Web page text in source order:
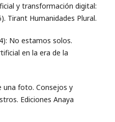
y transformación digital:
Tirant Humanidades Plural.
No estamos solos.
en la era de la
una foto. Consejos y
Ediciones Anaya